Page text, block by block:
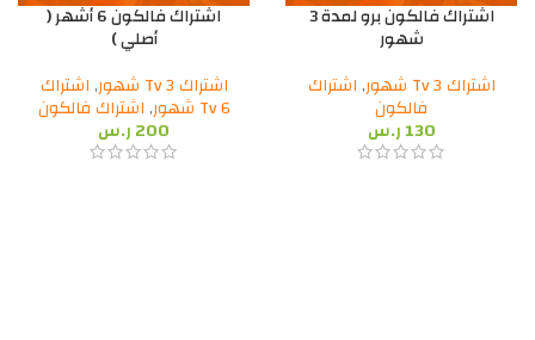
اشتراك فالكون برو لمدة 3
شهور
اشتراك Tv 3 شهور
,اشتراك
فالكون
130ر.س
اشتراك فالكون 6 أشهر (
أصلي )
اشتراك Tv 3 شهور
,اشتراك
Tv 6 شهور ,اشتراك فالكون
200ر.س